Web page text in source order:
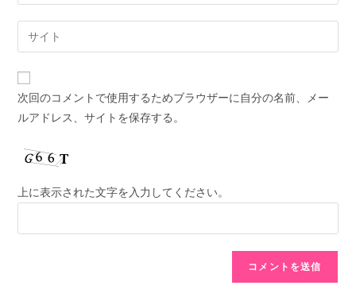
次回のコメントで使用するためブラウザーに自分の名前、メー
ルアドレス、サイトを保存する。
上に表示された文字を入力してください。